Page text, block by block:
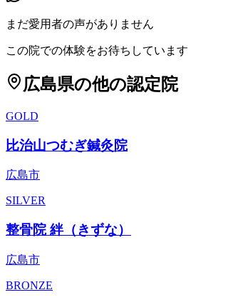
まだ愛用者の声がありません
この院での体験をお待ちしています
広島県の他の認定院
GOLD
比治山つむぎ鍼灸院
広島市
SILVER
整骨院 絆（きずな）
広島市
BRONZE